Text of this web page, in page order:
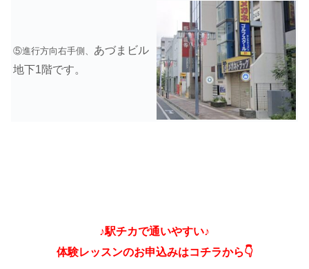
⑤進行方向右手側、 あづまビル
地下1階です。
♪駅チカで通いやすい♪
体験レッスンのお申込みはコチラから👇